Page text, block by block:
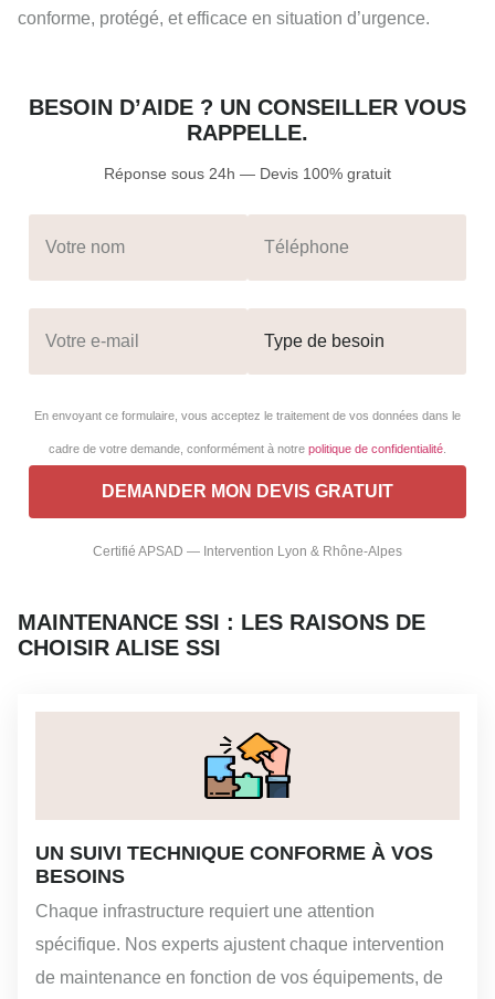
conforme, protégé, et efficace en situation d’urgence.
BESOIN D’AIDE ? UN CONSEILLER VOUS
RAPPELLE.
Réponse sous 24h — Devis 100% gratuit
En envoyant ce formulaire, vous acceptez le traitement de vos données dans le
cadre de votre demande, conformément à notre politique de confidentialité
Certifié APSAD — Intervention Lyon & Rhône-Alpes
MAINTENANCE SSI : LES RAISONS DE
CHOISIR ALISE SSI
UN SUIVI TECHNIQUE CONFORME À VOS
BESOINS
Chaque infrastructure requiert une attention
spécifique. Nos experts ajustent chaque intervention
de maintenance en fonction de vos équipements, de